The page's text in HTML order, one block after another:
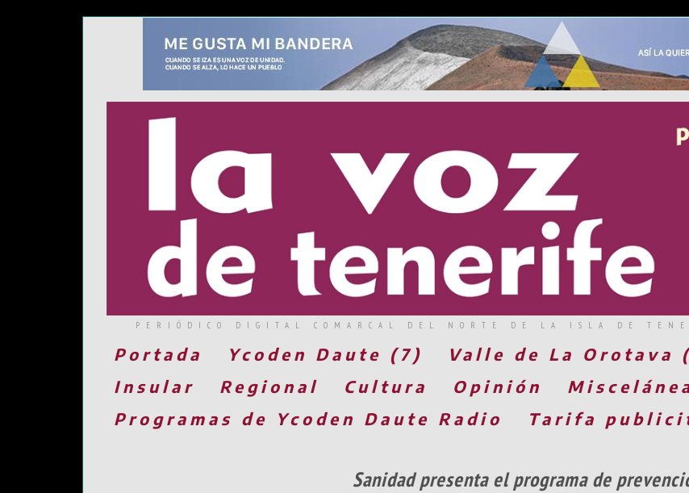
PERIÓDICO DIGITAL COMARCAL DEL NORTE DE LA ISLA DE
Portada Ycoden Daute (7) Valle de La Orotava
Insular
Regional Cultura Opinión
Programas de Ycoden Daute Radio
Tarifa
Sanidad presenta el programa de